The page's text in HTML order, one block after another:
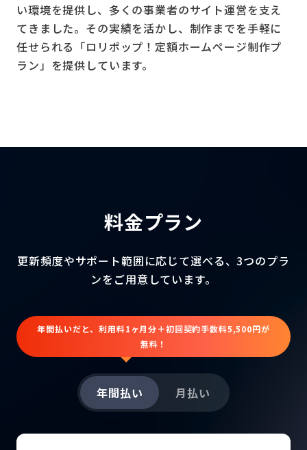
い環境を提供し、多くの事業者のサイト運営を支え
てきました。その実績を活かし、制作までを手軽に
任せられる「ロリポップ！定額ホームページ制作プ
ラン」を提供しています。
料金プラン
更新頻度やサポート範囲に応じて選べる、3つのプラ
ンをご用意しています。
年間払いだと、利用料1ヶ月分＋初回契約手数料5,500円が
無料！
年間払い 月払い